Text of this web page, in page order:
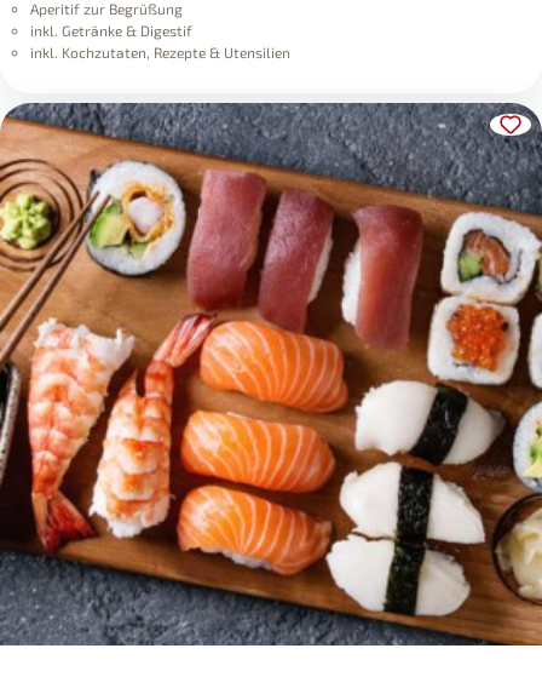
Aperitif zur Begrüßung
inkl. Getränke & Digestif
inkl. Kochzutaten, Rezepte & Utensilien